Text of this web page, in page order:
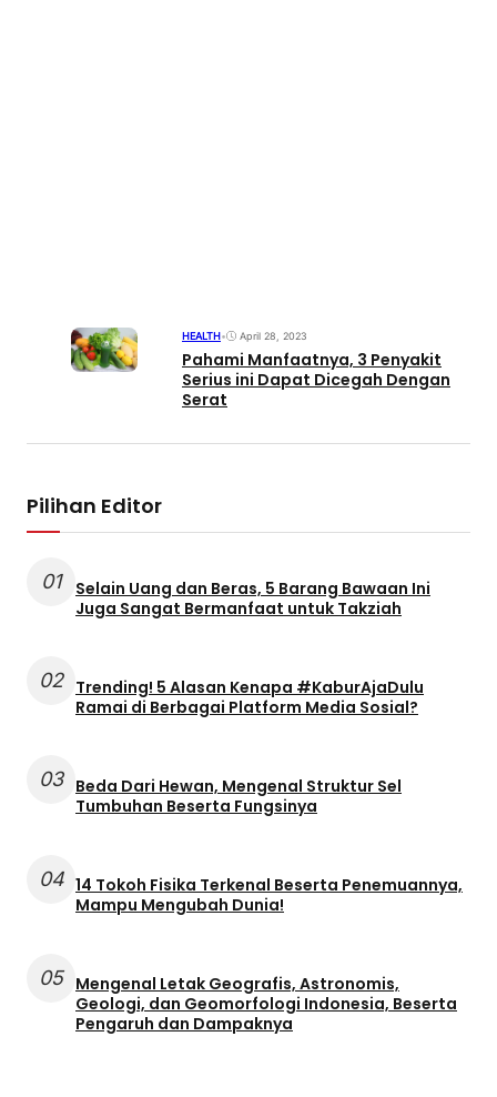
HEALTH• April 28, 2023
Pahami Manfaatnya, 3 Penyakit
Serius ini Dapat Dicegah Dengan
Serat
Pilihan Editor
01
Selain Uang dan Beras, 5 Barang Bawaan Ini
Juga Sangat Bermanfaat untuk Takziah
02 Trending! 5 Alasan Kenapa #KaburAjaDulu
Ramai di Berbagai Platform Media Sosial?
03 Beda Dari Hewan, Mengenal Struktur Sel
Tumbuhan Beserta Fungsinya
04 14 Tokoh Fisika Terkenal Beserta Penemuannya,
Mampu Mengubah Dunia!
05 Mengenal Letak Geografis, Astronomis,
Geologi, dan Geomorfologi Indonesia, Beserta
Pengaruh dan Dampaknya